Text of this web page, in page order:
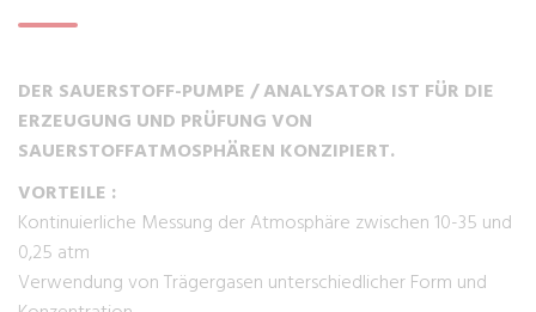
DER SAUERSTOFF-PUMPE / ANALYSATOR IST FÜR DIE
ERZEUGUNG UND PRÜFUNG VON
SAUERSTOFFATMOSPHÄREN KONZIPIERT.
VORTEILE :
Kontinuierliche Messung der Atmosphäre zwischen 10-35 und
0,25 atm
Verwendung von Trägergasen unterschiedlicher Form und